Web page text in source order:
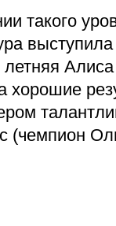
такого
хорошие
(чемпион